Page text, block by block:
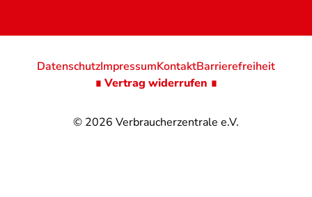
© 2026 Verbraucherzentrale e.V.
DatenschutzImpressumKontaktBarrierefreiheit
∎ Vertrag widerrufen ∎